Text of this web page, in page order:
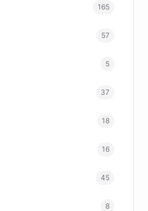
165
57
5
37
18
16
45
8